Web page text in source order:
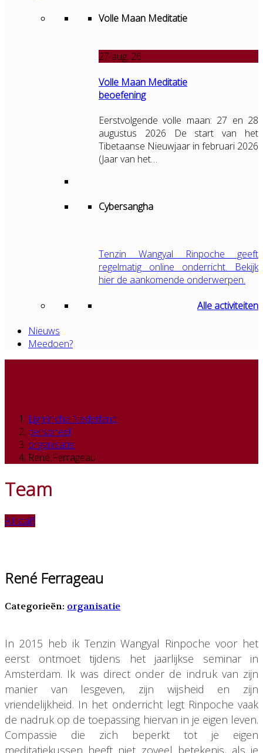
Volle Maan Meditatie
27 aug, 26
Volle Maan Meditatie
beoefening
Eerstvolgende volle maan: 27 en 28
augustus 2026 De start van het
Tibetaanse Nieuwjaar in februari 2026
(Jaar van het…
Cybersangha
Tenzin Wangyal Rinpoche geeft
regelmatig online onderricht. Bekijk
hier de aankomende onderwerpen.
Alle activiteiten
Nieuws
Meedoen?
Ligmincha Nederland
personeel
organisatie
René Ferrageau
Team
All staff
René Ferrageau
Categorieën: organisatie
In 2015 heb ik Tenzin Wangyal Rinpoche voor het
eerst ontmoet tijdens het jaarlijkse seminar in
Amsterdam. Ik was direct onder de indruk van zijn
manier van lesgeven, zijn wijsheid en zijn
vriendelijkheid. In het onderricht legt Rinpoche vaak
de nadruk op de toepassing hiervan in je eigen leven.
Compassie die zich beperkt tot je eigen
meditatiekussen heeft niet zoveel betekenis, als je